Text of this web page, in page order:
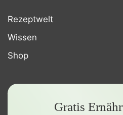
Rezeptwelt
Wissen
Shop
Gratis